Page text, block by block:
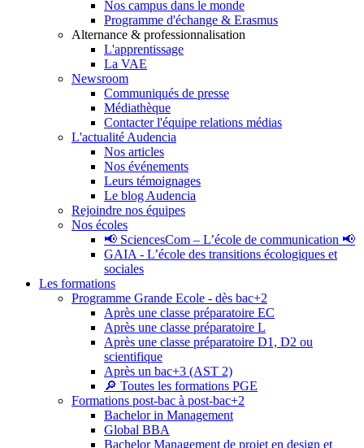
Nos campus dans le monde
Programme d'échange & Erasmus
Alternance & professionnalisation
L'apprentissage
La VAE
Newsroom
Communiqués de presse
Médiathèque
Contacter l'équipe relations médias
L'actualité Audencia
Nos articles
Nos événements
Leurs témoignages
Le blog Audencia
Rejoindre nos équipes
Nos écoles
📢 SciencesCom – L’école de communication 📢
GAIA - L’école des transitions écologiques et
sociales
Les formations
Programme Grande Ecole - dès bac+2
Après une classe préparatoire EC
Après une classe préparatoire L
Après une classe préparatoire D1, D2 ou
scientifique
Après un bac+3 (AST 2)
🔎 Toutes les formations PGE
Formations post-bac à post-bac+2
Bachelor in Management
Global BBA
Bachelor Management de projet en design et